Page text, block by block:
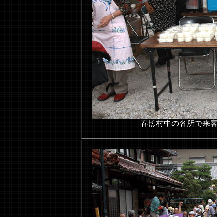
春照村中の各所で来